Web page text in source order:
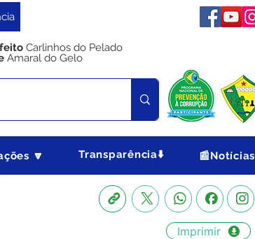
Carlinhos do Pelado
Amaral do Gelo
🔽 Transparência⬇️ 📰Notícias
Imprimir